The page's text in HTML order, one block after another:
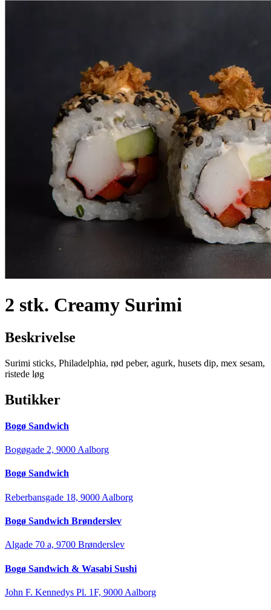
2 stk. Creamy Surimi
Beskrivelse
Surimi sticks, Philadelphia, rød peber, agurk, husets dip, mex sesam,
ristede løg
Butikker
Bogø Sandwich
Bogøgade 2, 9000 Aalborg
Bogø Sandwich
Reberbansgade 18, 9000 Aalborg
Bogø Sandwich Brønderslev
Algade 70 a, 9700 Brønderslev
Bogø Sandwich & Wasabi Sushi
John F. Kennedys Pl. 1F, 9000 Aalborg